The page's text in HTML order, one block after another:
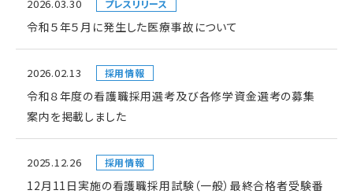
2026.03.30 プレスリリース
令和５年５月に発生した医療事故について
2026.02.13 採用情報
令和８年度の看護職採用選考及び各修学資金選考の募集
案内を掲載しました
2025.12.26 採用情報
12月11日実施の看護職採用試験（一般）最終合格者受験番